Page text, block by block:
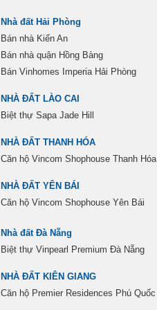
Nhà đất Hải Phòng
Bán nhà Kiến An
Bán nhà quận Hồng Bàng
Bán Vinhomes Imperia Hải Phòng
NHÀ ĐẤT LÀO CAI
Biệt thự Sapa Jade Hill
NHÀ ĐẤT THANH HÓA
Căn hộ Vincom Shophouse Thanh Hóa
NHÀ ĐẤT YÊN BÁI
Căn hộ Vincom Shophouse Yên Bái
Nhà đất Đà Nẵng
Biệt thự Vinpearl Premium Đà Nẵng
NHÀ ĐẤT KIÊN GIANG
Căn hộ Premier Residences Phú Quốc